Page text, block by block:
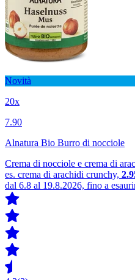
Novità
20x
7.90
Alnatura Bio Burro di nocciole
Crema di nocciole e crema di
es. crema di arachidi crunchy,
dal 6.8 al 19.8.2026, fino a